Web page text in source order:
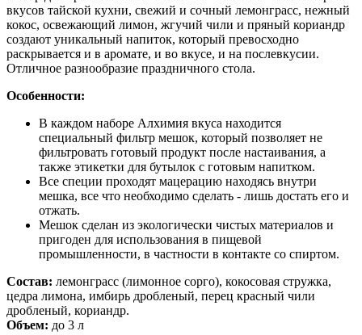
вкусов тайской кухни, свежий и сочный лемонграсс, нежный
кокос, освежающий лимон, жгучий чили и пряный кориандр
создают уникальный напиток, который превосходно
раскрывается и в аромате, и во вкусе, и на послевкусии.
Отличное разнообразие праздничного стола.
Особенности:
В каждом наборе Алхимия вкуса находится
специальный фильтр мешок, который позволяет не
фильтровать готовый продукт после настаивания, а
также этикетки для бутылок с готовым напитком.
Все специи проходят мацерацию находясь внутри
мешка, все что необходимо сделать - лишь достать его и
отжать.
Мешок сделан из экологически чистых материалов и
пригоден для использования в пищевой
промышленности, в частности в контакте со спиртом.
Состав: лемонграсс (лимонное сорго), кокосовая стружка,
цедра лимона, имбирь дробленый, перец красный чили
дробленый, кориандр.
Объем: до 3 л